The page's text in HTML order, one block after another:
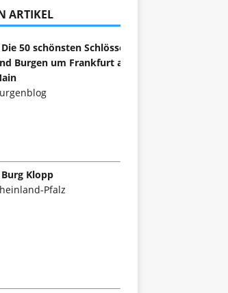
ARTIKEL
50 schönsten Schlösser
Burgen um Frankfurt am
Klopp
Pfalz